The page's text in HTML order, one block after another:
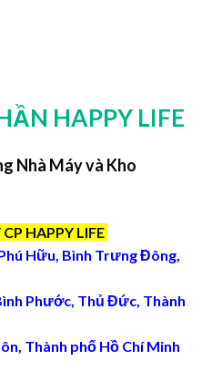
HAPPY LIFE
Nhà Máy và Kho
HAPPY LIFE
Hữu, Bình Trưng Đông,
Phước, Thủ Đức, Thành
Thành phố Hồ Chí Minh